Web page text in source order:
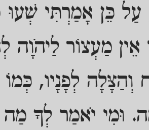
עַל כֵּן אָמַרְתִּי שְׁעוּ
אֵין מַעְצוֹר
וְהַצָּלָה לְפָנָיו,
וּמִי יֹאמַר לְךָ